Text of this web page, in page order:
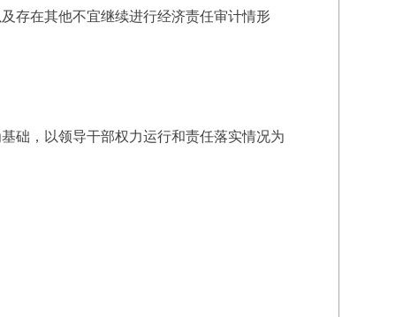
在其他不宜继续进行经济责任审计情形
，以领导干部权力运行和责任落实情况为